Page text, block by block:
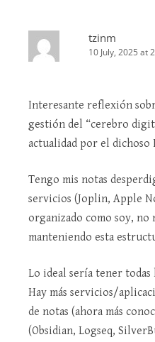
tzinm
10 July, 2025 at
Interesante reflexión
gestión del “cerebro
actualidad por el dichoso
Tengo mis notas
servicios (Joplin, Apple
organizado como soy, no
manteniendo esta
Lo ideal sería tener
Hay más servicios/
de notas (ahora más
(Obsidian, Logseq,